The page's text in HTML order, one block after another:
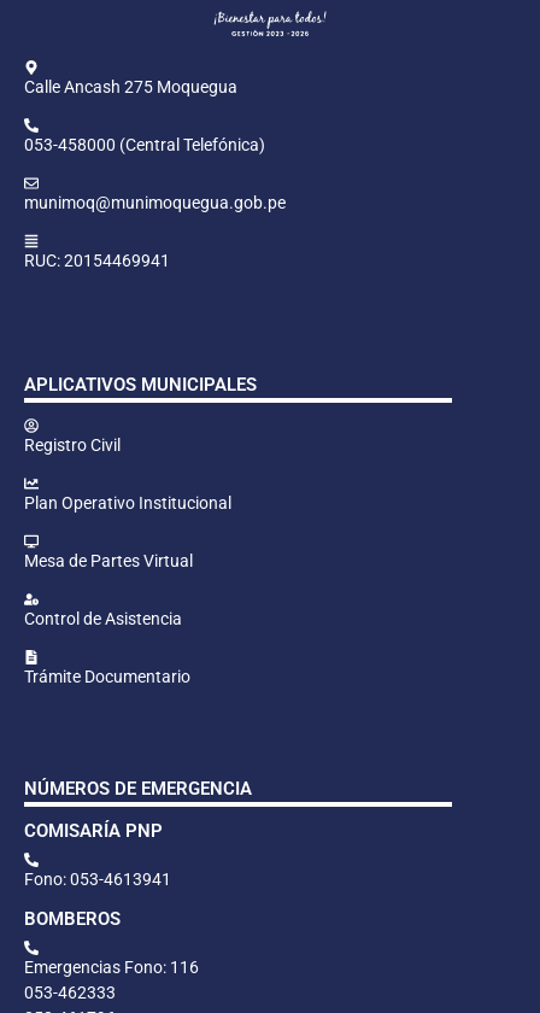
Calle Ancash 275 Moquegua
053-458000 (Central Telefónica)
munimoq@munimoquegua.gob.pe
RUC: 20154469941
APLICATIVOS MUNICIPALES
Registro Civil
Plan Operativo Institucional
Mesa de Partes Virtual
Control de Asistencia
Trámite Documentario
NÚMEROS DE EMERGENCIA
COMISARÍA PNP
Fono: 053-4613941
BOMBEROS
Emergencias Fono: 116
053-462333